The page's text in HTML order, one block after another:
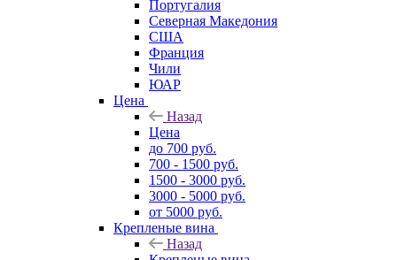
Португалия
Северная Македония
США
Франция
Чили
ЮАР
Цена
Назад
Цена
до 700 руб.
700 - 1500 руб.
1500 - 3000 руб.
3000 - 5000 руб.
от 5000 руб.
Крепленые вина
Назад